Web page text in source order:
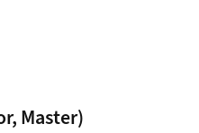
Master)